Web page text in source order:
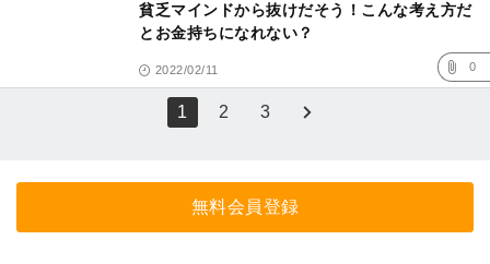
貧乏マインドから抜けだそう！こんな考え方だ
とお金持ちになれない？
2022/02/11 0
1 2 3
無料会員登録